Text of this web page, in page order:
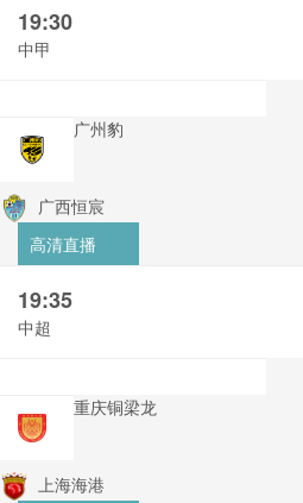
19:30
中甲
广州豹
广西恒宸
高清直播
19:35
中超
重庆铜梁龙
上海海港